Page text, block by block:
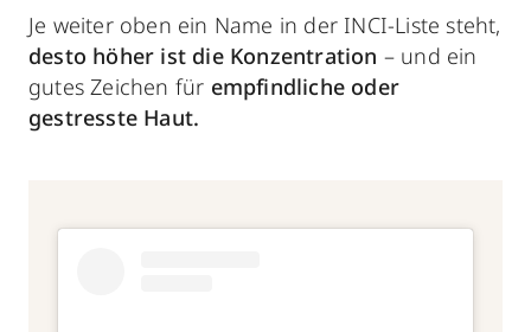
Je weiter oben ein Name in der INCI-Liste steht,
desto höher ist die Konzentration – und ein
gutes Zeichen für empfindliche oder
gestresste Haut.